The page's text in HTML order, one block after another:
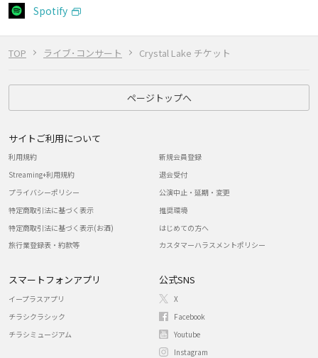
TOP ライブ･コンサート Crystal Lake チケット
Spotify
ページトップへ
サイトご利用について
利用規約
Streaming+利用規約
プライバシーポリシー
特定商取引法に基づく表示
特定商取引法に基づく表示(お酒)
旅行業登録表・約款等
新規会員登録
退会受付
公演中止・延期・変更
推奨環境
はじめての方へ
カスタマーハラスメントポリシー
スマートフォンアプリ
イープラスアプリ
チラシクラシック
チラシミュージアム
公式SNS
X
Facebook
Youtube
Instagram